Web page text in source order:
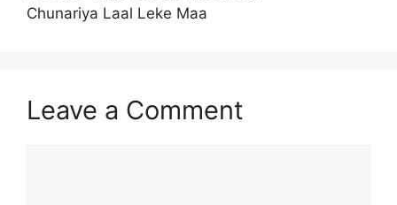
Chunariya Laal Leke Maa
Leave a Comment